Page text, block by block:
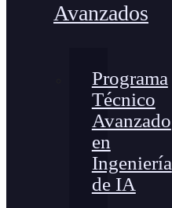
Avanzados
Programa
Técnico
Avanzado
en
Ingeniería
de IA